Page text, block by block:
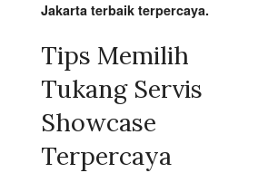
Jakarta terbaik terpercaya.
Tips Memilih
Tukang Servis
Showcase
Terpercaya